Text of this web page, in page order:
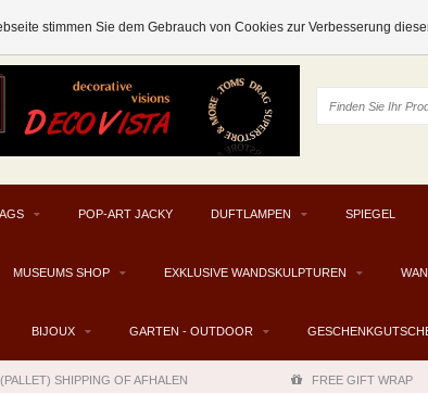
POP-ART JACKY DUFTLAMPEN SPIEGEL
MUSEUMS SHOP EXKLUSIVE WANDSKULPTUREN
BIJOUX GARTEN - OUTDOOR
SHIPPING OF AFHALEN FREE GIFT WRAP
stimmen Sie dem Gebrauch von Cookies zur Verbesserung